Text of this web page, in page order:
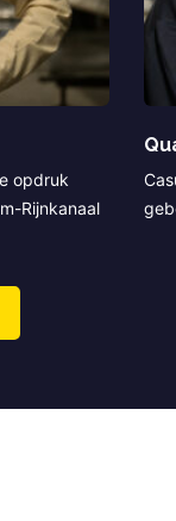
opdruk
Rijnkanaal